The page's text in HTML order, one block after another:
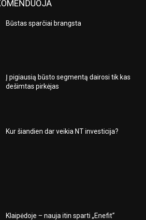
Būstas sparčiai brangsta
Į pigiausią būsto segmentą dairosi tik kas
dešimtas pirkėjas
Kur šiandien dar veikia NT investicija?
Klaipėdoje – nauja itin sparti „Enefit“